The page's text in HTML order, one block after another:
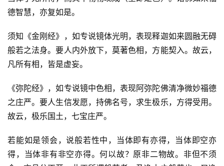
德智慧，亦复如是。
须知《金刚经》，如专说镜体光明，表现释迦如来圆融无碍
般若之法身。要人内外放下，莫著色相，方能契入。故云，
凡所有相，皆是虚妄。
《弥陀经》，如专说镜中色相，表现阿弥陀佛清净微妙福德
之庄严。要人生信发愿，持佛名号，求生极乐，方得受用。
故云，极乐国土，七宝庄严。
若能如是领会，说般若性中，当体即有亦得，当体即空亦
得，当体非有非空亦得。何以故？原非二物故。非但不须